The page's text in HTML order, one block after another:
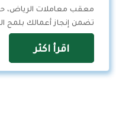
معقب معاملات الرياض،
تضمن إنجاز أعمالك بلمح
اقرأ اكثر